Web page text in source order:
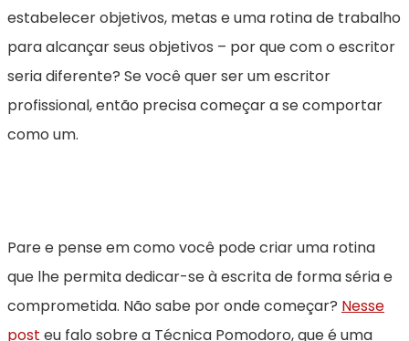
estabelecer objetivos, metas e uma rotina de trabalho
para alcançar seus objetivos – por que com o escritor
seria diferente? Se você quer ser um escritor
profissional, então precisa começar a se comportar
como um.
Pare e pense em como você pode criar uma rotina
que lhe permita dedicar-se à escrita de forma séria e
comprometida. Não sabe por onde começar? Nesse
post eu falo sobre a Técnica Pomodoro, que é uma